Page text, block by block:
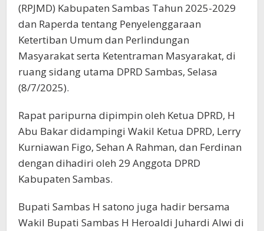
(RPJMD) Kabupaten Sambas Tahun 2025-2029
dan Raperda tentang Penyelenggaraan
Ketertiban Umum dan Perlindungan
Masyarakat serta Ketentraman Masyarakat, di
ruang sidang utama DPRD Sambas, Selasa
(8/7/2025).
Rapat paripurna dipimpin oleh Ketua DPRD, H
Abu Bakar didampingi Wakil Ketua DPRD, Lerry
Kurniawan Figo, Sehan A Rahman, dan Ferdinan
dengan dihadiri oleh 29 Anggota DPRD
Kabupaten Sambas.
Bupati Sambas H satono juga hadir bersama
Wakil Bupati Sambas H Heroaldi Juhardi Alwi di